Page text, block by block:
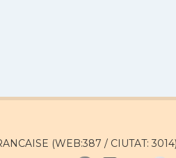
(WEB:387 / CIUTAT: